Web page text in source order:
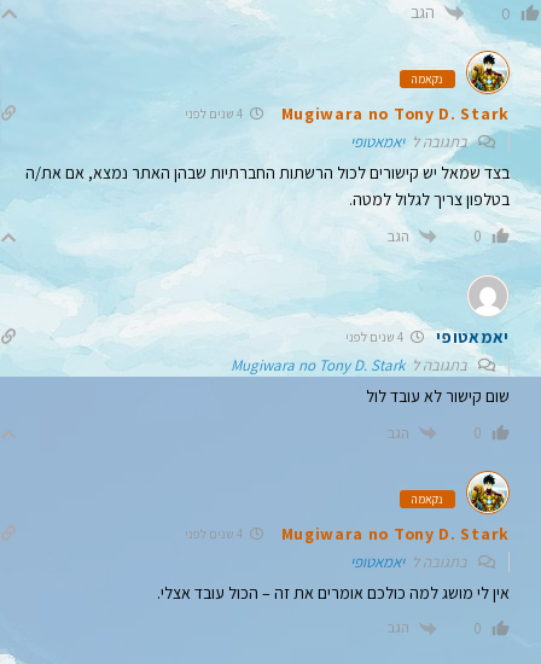
0 הגב
נקאמה
Mugiwara no Tony D. Stark 4 שנים לפני
בתגובה ליאמאטופי
בצד שמאל יש קישורים לכול הרשתות החברתיות שבהן האתר נמצא, אם את/ה
בטלפון צריך לגלול למטה.
0 הגב
יאמאטופי
בתגובה לMugiwara no Tony D. Stark
שום קישור לא עובד לול
0 הגב
נקאמה
Mugiwara no Tony D. Stark 4 שנים לפני
בתגובה ליאמאטופי
אין לי מושג למה כולכם אומרים את זה – הכול עובד אצלי.
0 הגב